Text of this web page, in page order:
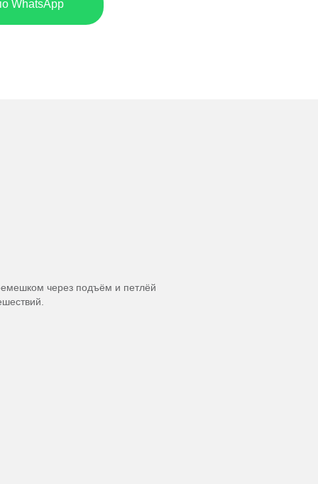
WhatsApp
через подъём и петлёй